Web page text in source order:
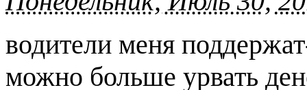
водители меня
можно больше урвать